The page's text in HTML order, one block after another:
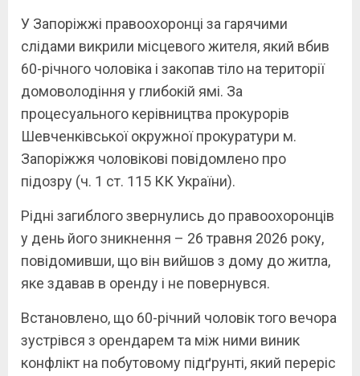
У Запоріжжі правоохоронці за гарячими
слідами викрили місцевого жителя, який вбив
60-річного чоловіка і закопав тіло на території
домоволодіння у глибокій ямі. За
процесуального керівництва прокурорів
Шевченківської окружної прокуратури м.
Запоріжжя чоловікові повідомлено про
підозру (ч. 1 ст. 115 КК України).
Рідні загиблого звернулись до правоохоронців
у день його зникнення – 26 травня 2026 року,
повідомивши, що він вийшов з дому до житла,
яке здавав в оренду і не повернувся.
Встановлено, що 60-річний чоловік того вечора
зустрівся з орендарем та між ними виник
конфлікт на побутовому підґрунті, який переріс